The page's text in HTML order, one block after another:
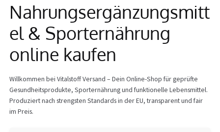
Info
Nahrungsergänzungsmitt
el & Sporternährung
online kaufen
Willkommen bei Vitalstoff Versand – Dein Online-Shop für geprüfte
Gesundheitsprodukte, Sporternährung und funktionelle Lebensmittel.
Produziert nach strengsten Standards in der EU, transparent und fair
im Preis.